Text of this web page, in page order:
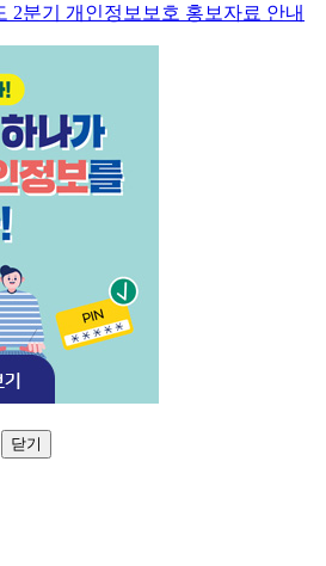
2분기 개인정보보호 홍보자료 안내
닫기